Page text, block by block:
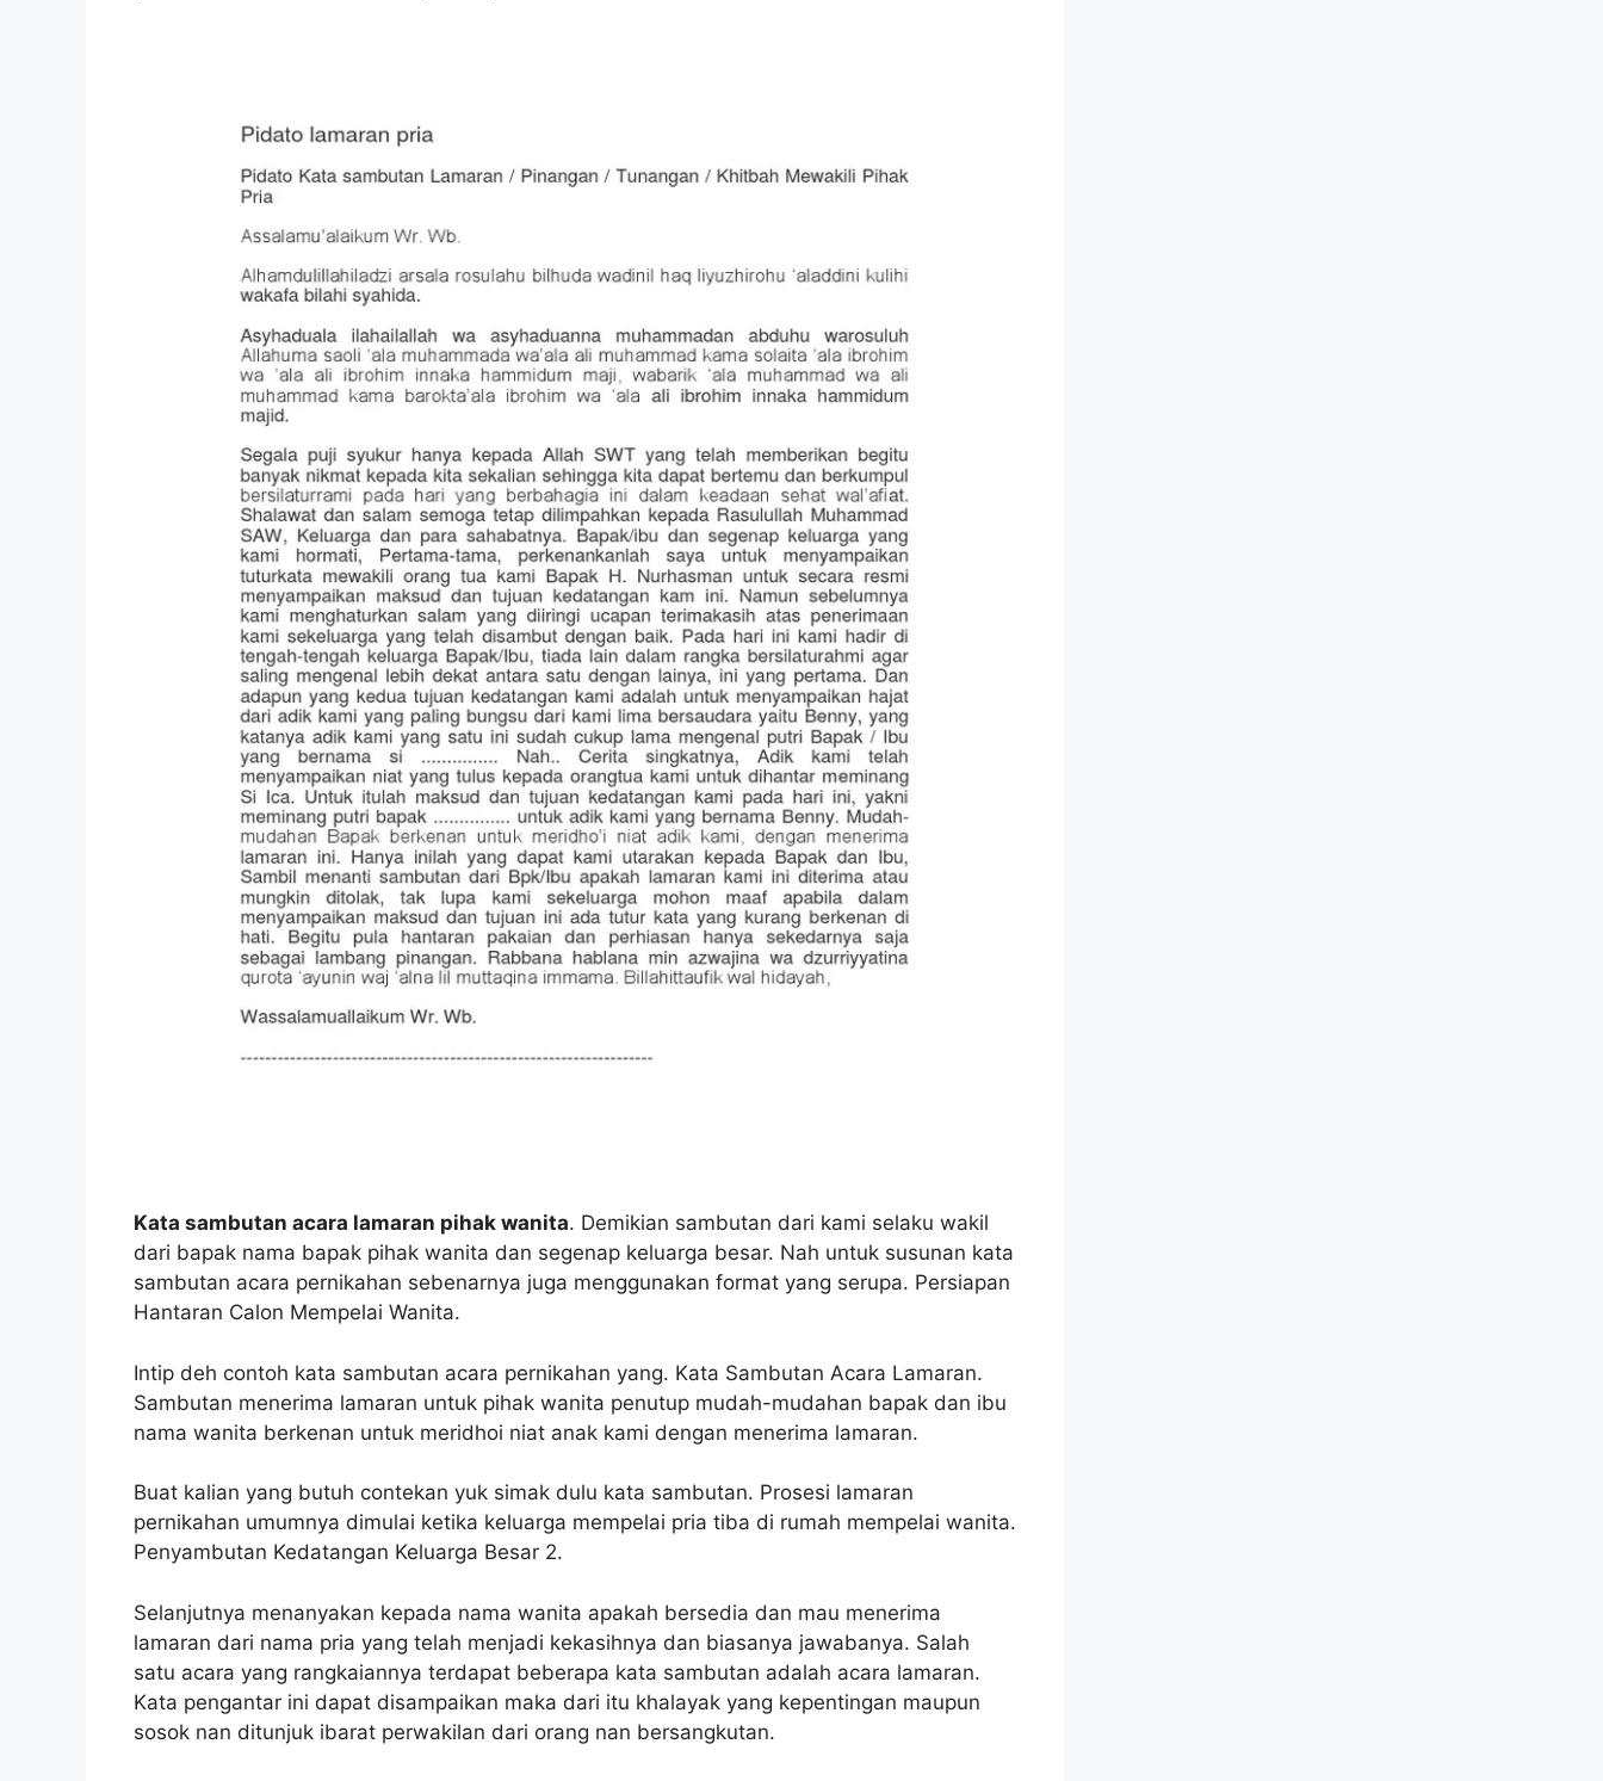
Kata sambutan acara lamaran pihak wanita. Demikian sambutan dari kami selaku wakil
dari bapak nama bapak pihak wanita dan segenap keluarga besar. Nah untuk susunan kata
sambutan acara pernikahan sebenarnya juga menggunakan format yang serupa. Persiapan
Hantaran Calon Mempelai Wanita.
Intip deh contoh kata sambutan acara pernikahan yang. Kata Sambutan Acara Lamaran.
Sambutan menerima lamaran untuk pihak wanita penutup mudah-mudahan bapak dan ibu
nama wanita berkenan untuk meridhoi niat anak kami dengan menerima lamaran.
Buat kalian yang butuh contekan yuk simak dulu kata sambutan. Prosesi lamaran
pernikahan umumnya dimulai ketika keluarga mempelai pria tiba di rumah mempelai wanita.
Penyambutan Kedatangan Keluarga Besar 2.
Selanjutnya menanyakan kepada nama wanita apakah bersedia dan mau menerima
lamaran dari nama pria yang telah menjadi kekasihnya dan biasanya jawabanya. Salah
satu acara yang rangkaiannya terdapat beberapa kata sambutan adalah acara lamaran.
Kata pengantar ini dapat disampaikan maka dari itu khalayak yang kepentingan maupun
sosok nan ditunjuk ibarat perwakilan dari orang nan bersangkutan.